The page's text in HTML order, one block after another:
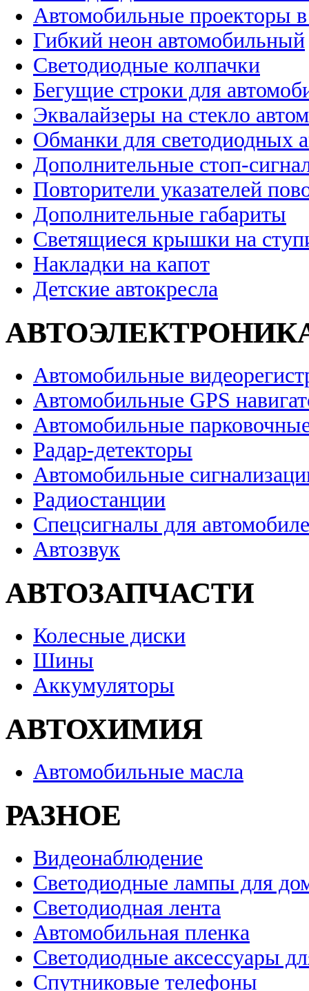
Автомобильные проекторы
Гибкий неон автомобильный
Светодиодные колпачки
Бегущие строки для
Эквалайзеры на стекло
Обманки для светодиодных
Дополнительные стоп-
Повторители указателей
Дополнительные габариты
Светящиеся крышки на
Накладки на капот
Детские автокресла
Автомобильные
Автомобильные GPS
Автомобильные
Радар-детекторы
Автомобильные
Радиостанции
Спецсигналы для
Автозвук
АВТОЗАПЧАСТИ
Колесные диски
Шины
Аккумуляторы
АВТОХИМИЯ
Автомобильные масла
РАЗНОЕ
Видеонаблюдение
Светодиодные лампы для
Светодиодная лента
Автомобильная пленка
Светодиодные аксессуары
Спутниковые телефоны